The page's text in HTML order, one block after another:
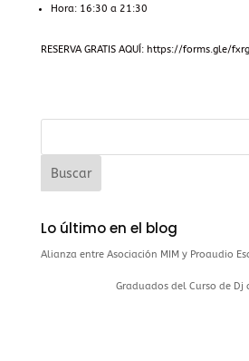
Hora: 16:30 a 21:30
RESERVA GRATIS AQUÍ: https://forms.gle/
Lo último en el blog
Alianza entre Asociación MIM y Proaudio
Graduados del Curso de Dj